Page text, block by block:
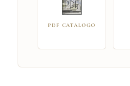
PDF CATALOGO